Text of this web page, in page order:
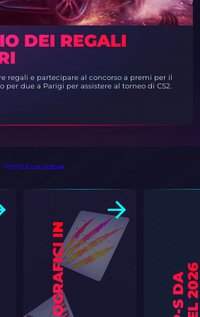
DEI REGALI
regali e partecipare al concorso a premi per il
due a Parigi per assistere al torneo di CS2.
TUTTE LE COLLEZIONI